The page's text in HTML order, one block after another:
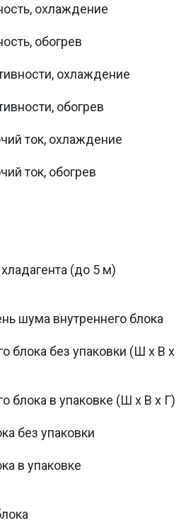
охлаждение
обогрев
охлаждение
обогрев
ток, охлаждение
ток, обогрев
(до 5 м)
шума внутреннего блока
блока без упаковки (Ш х В х
блока в упаковке (Ш х В х Г)
без упаковки
в упаковке